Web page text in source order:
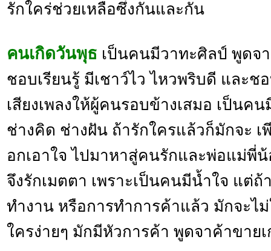
รักใคร่ช่วยเหลือซึ่งกันและกัน
คนเกิดวันพุธ เป็นคนมีวาทะศิลป์ พูดจา
ชอบเรียนรู้ มีเชาว์ไว ไหวพริบดี และช
เสียงเพลงให้ผู้คนรอบข้างเสมอ เป็นค
ช่างคิด ช่างฝัน ถ้ารักใครแล้วก็มักจะ เ
อกเอาใจ ไปมาหาสู่คนรักและพ่อแม่พี่
จึงรักเมตตา เพราะเป็นคนมีน้ำใจ แต่ถ้
ทำงาน หรือการทำการค้าแล้ว มักจะไ
ใครง่ายๆ มักมีหัวการค้า พูดจาค้าขายเ